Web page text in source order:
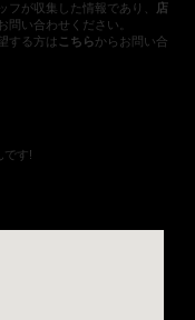
フが収集した情報であり、
店
問い合わせください。
する方は こちらからお問い合
です!